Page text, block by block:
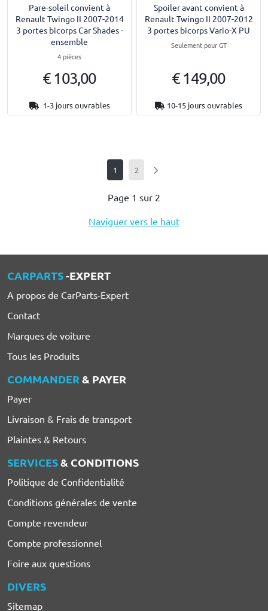
Pare-soleil convient à
Renault Twingo II 2007-2014
3 portes bicorps Car Shades -
ensemble
4 pièces
€ 103,00
1-3 jours ouvrables
Spoiler avant convient à
Renault Twingo II 2007-2012
3 portes bicorps Vario-X PU
Seulement pour GT
€ 149,00
10-15 jours ouvrables
1 2
Page 1 sur 2
Naviguer vers le haut
CARPARTS-EXPERT
A propos de CarParts-Expert
Contact
Marques de voiture
Tous les Produits
COMMANDER & PAYER
Payer
Livraison & Frais de transport
Plaintes & Retours
SERVICES& CONDITIONS
Politique de Confidentialité
Conditions générales de vente
Compte revendeur
Compte professionnel
Foire aux questions
DIVERS
Sitemap